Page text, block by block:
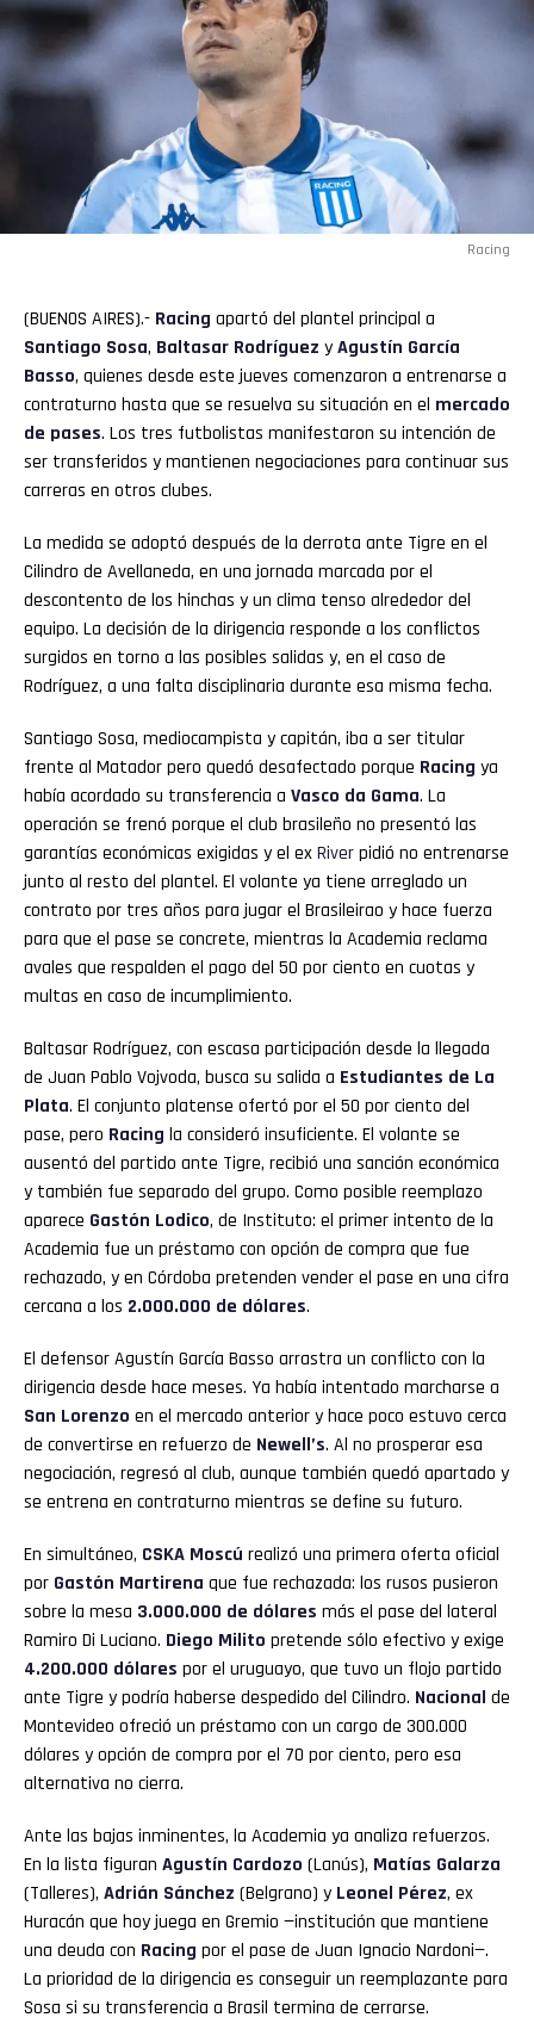
Racing
(BUENOS AIRES).- Racing apartó del plantel principal a
Santiago Sosa, Baltasar Rodríguez yAgustín García
Basso, quienes desde este jueves comenzaron a entrenarse a
contraturno hasta que se resuelva su situación en el mercado
de pases. Los tres futbolistas manifestaron su intención de
ser transferidos y mantienen negociaciones para continuar sus
carreras en otros clubes.
La medida se adoptó después de la derrota ante Tigre en el
Cilindro de Avellaneda, en una jornada marcada por el
descontento de los hinchas y un clima tenso alrededor del
equipo. La decisión de la dirigencia responde a los conflictos
surgidos en torno a las posibles salidas y, en el caso de
Rodríguez, a una falta disciplinaria durante esa misma fecha.
Santiago Sosa, mediocampista y capitán, iba a ser titular
frente al Matador pero quedó desafectado porque Racing ya
había acordado su transferencia a Vasco da Gama. La
operación se frenó porque el club brasileño no presentó las
garantías económicas exigidas y el exRiverpidió no entrenarse
junto al resto del plantel. El volante ya tiene arreglado un
contrato por tres años para jugar el Brasileirao y hace fuerza
para que el pase se concrete, mientras la Academia reclama
avales que respalden el pago del 50 por ciento en cuotas y
multas en caso de incumplimiento.
Baltasar Rodríguez, con escasa participación desde la llegada
de Juan Pablo Vojvoda, busca su salida a Estudiantes de La
Plata. El conjunto platense ofertó por el 50 por ciento del
pase, pero Racing la consideró insuficiente. El volante se
ausentó del partido ante Tigre, recibió una sanción económica
y también fue separado del grupo. Como posible reemplazo
aparece Gastón Lodico, de Instituto: el primer intento de la
Academia fue un préstamo con opción de compra que fue
rechazado, y en Córdoba pretenden vender el pase en una cifra
cercana a los 2.000.000 de dólares.
El defensor Agustín García Basso arrastra un conflicto con la
dirigencia desde hace meses. Ya había intentado marcharse a
San Lorenzo en el mercado anterior y hace poco estuvo cerca
de convertirse en refuerzo de Newell’s. Al no prosperar esa
negociación, regresó al club, aunque también quedó apartado y
se entrena en contraturno mientras se define su futuro.
En simultáneo, CSKA Moscú realizó una primera oferta oficial
por Gastón Martirena que fue rechazada: los rusos pusieron
sobre la mesa 3.000.000 de dólares más el pase del lateral
Ramiro Di Luciano. Diego Milito pretende sólo efectivo y exige
4.200.000 dólares por el uruguayo, que tuvo un flojo partido
ante Tigre y podría haberse despedido del Cilindro. Nacional de
Montevideo ofreció un préstamo con un cargo de 300.000
dólares y opción de compra por el 70 por ciento, pero esa
alternativa no cierra.
Ante las bajas inminentes, la Academia ya analiza refuerzos.
En la lista figuran Agustín Cardozo (Lanús), Matías Galarza
(Talleres), Adrián Sánchez (Belgrano) y Leonel Pérez, ex
Huracán que hoy juega en Gremio —institución que mantiene
una deuda con Racing por el pase de Juan Ignacio Nardoni—.
La prioridad de la dirigencia es conseguir un reemplazante para
Sosa si su transferencia a Brasil termina de cerrarse.